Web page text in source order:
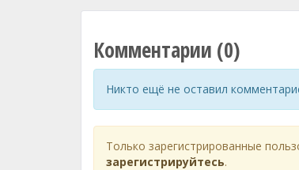
Комментарии (0)
Никто ещё не оставил
Только зарегистрированные
зарегистрируйтесь.